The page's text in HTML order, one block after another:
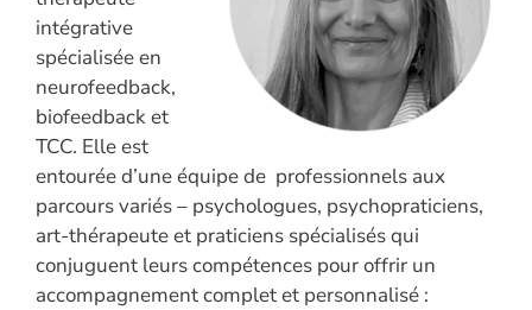
p k
intégrative
spécialisée en
neurofeedback,
biofeedback et
TCC. Elle est
entourée d’une équipe de professionnels aux
parcours variés – psychologues, psychopraticiens,
art-thérapeute et praticiens spécialisés qui
conjuguent leurs compétences pour offrir un
accompagnement complet et personnalisé :